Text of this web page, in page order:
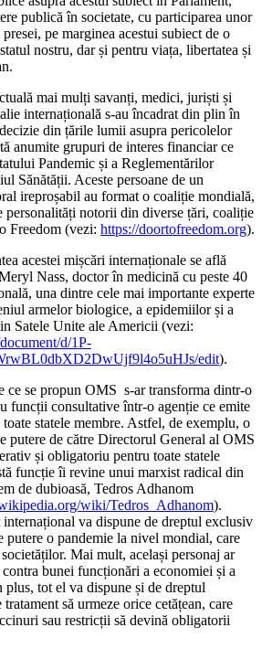
publică în societate, cu participarea unor
pe marginea acestui subiect de o
nostru, dar și pentru viața, libertatea și
mai mulți savanți, medici, juriști și
internațională s-au încadrat din plin în
din țările lumii asupra pericolelor
anumite grupuri de interes financiar ce
Pandemic și a Reglementărilor
Sănătății. Aceste persoane de un
ireproșabil au format o coaliție mondială,
personalități notorii din diverse țări, coaliție
Freedom (vezi: https://doortofreedom.org).
acestei mișcări internaționale se află
Nass, doctor în medicină cu peste 40
una dintre cele mai importante experte
armelor biologice, a epidemiilor și a
Satele Unite ale Americii (vezi:
d/1P-
edit).
ce se propun OMS s-ar transforma dintr-o
funcții consultative într-o agenție ce emite
statele membre. Astfel, de exemplu, o
putere de către Directorul General al OMS
și obligatoriu pentru toate statele
funcție îi revine unui marxist radical din
de dubioasă, Tedros Adhanom
wiki/Tedros_Adhanom).
va dispune de dreptul exclusiv
putere o pandemie la nivel mondial, care
Mai mult, același personaj ar
bunei funcționări a economiei și a
tot el va dispune și de dreptul
să urmeze orice cetățean, care
sau restricții să devină obligatorii